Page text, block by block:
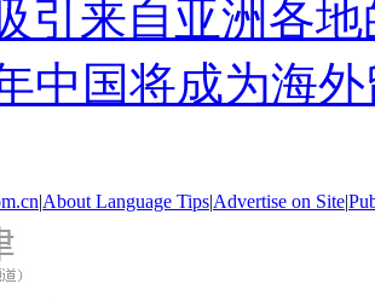
引来自亚洲各
中国将成为海
|About Language Tips|Advertise on Site|